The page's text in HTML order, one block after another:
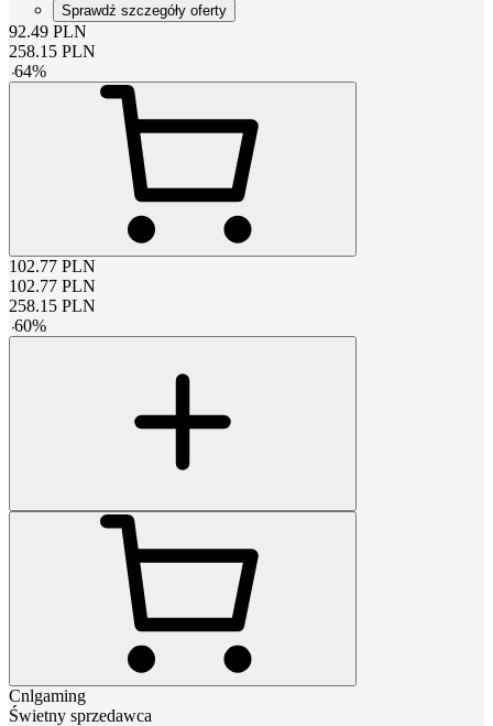
Sprawdź szczegóły oferty
92.49 PLN
258.15 PLN
-64%
102.77 PLN
102.77 PLN
258.15 PLN
-60%
Cnlgaming
Świetny sprzedawca